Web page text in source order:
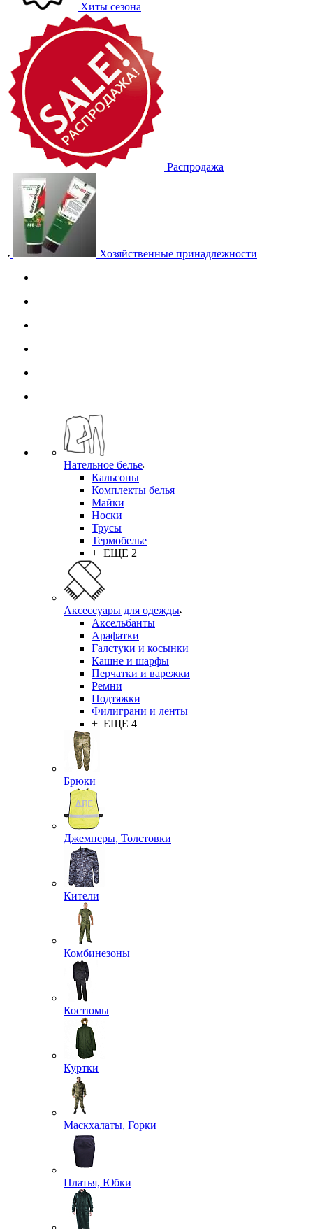
Хиты сезона
Распродажа
Хозяйственные принадлежности
Нательное белье
Кальсоны
Комплекты белья
Майки
Носки
Трусы
Термобелье
+ ЕЩЕ 2
Аксессуары для одежды
Аксельбанты
Арафатки
Галстуки и косынки
Кашне и шарфы
Перчатки и варежки
Ремни
Подтяжки
Филиграни и ленты
+ ЕЩЕ 4
Брюки
Джемперы, Толстовки
Кители
Комбинезоны
Костюмы
Куртки
Маскхалаты, Горки
Платья, Юбки